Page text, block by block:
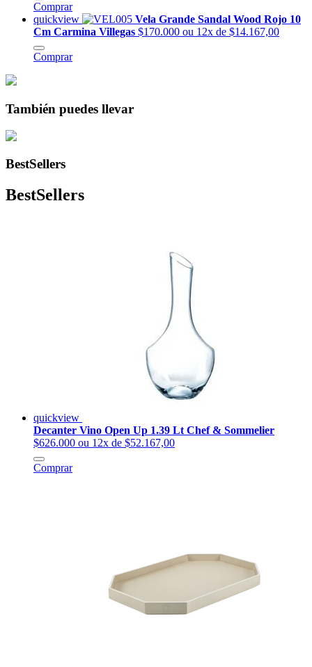
Comprar
quickview
Vela Grande Sandal Wood Rojo 10
Cm Carmina Villegas $170.000 ou 12x de $14.167,00
Comprar
También puedes llevar
BestSellers
BestSellers
quickview
Decanter Vino Open Up 1.39 Lt Chef & Sommelier
$626.000 ou 12x de $52.167,00
Comprar